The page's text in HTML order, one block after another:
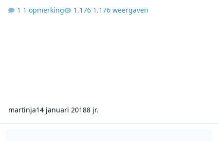
1 opmerking
1.176 weergaven
martinja14 januari 20188 jr.